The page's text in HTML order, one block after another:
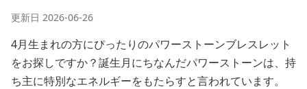
更新日 2026-06-26
4月生まれの方にぴったりのパワーストーンブレスレット
をお探しですか？誕生月にちなんだパワーストーンは、持
ち主に特別なエネルギーをもたらすと言われています。